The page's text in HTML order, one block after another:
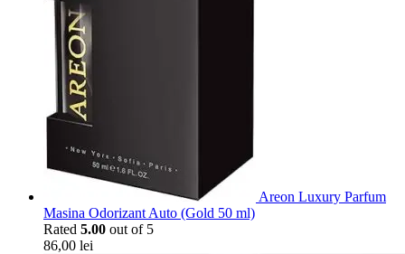
Areon Luxury Parfum
Masina Odorizant Auto (Gold 50 ml)
Rated 5.00 out of 5
86,00 lei